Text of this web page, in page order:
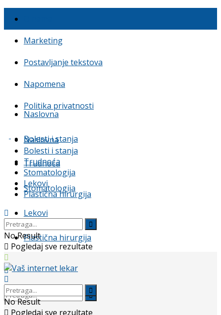
Marketing
Postavljanje tekstova
Napomena
Politika privatnosti
Naslovna
Bolesti i stanja
Trudnoća
Stomatologija
Lekovi
Plastična hirurgija
Naslovna
Bolesti i stanja
Trudnoća
Stomatologija
Lekovi
Plastična hirurgija
No Result
Pogledaj sve rezultate
No Result
Pogledaj sve rezultate